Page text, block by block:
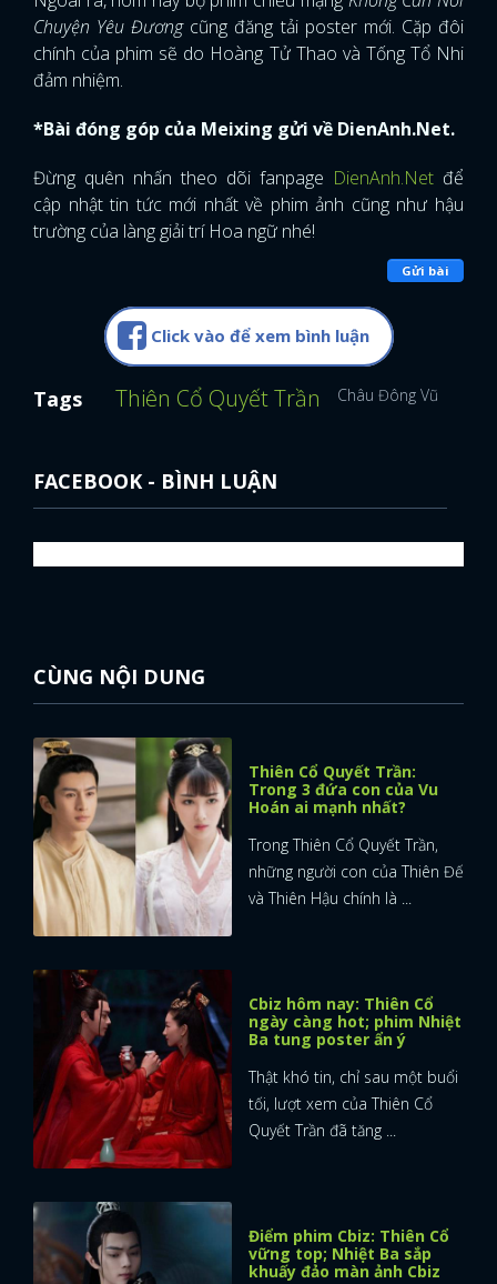
Chuyện Yêu Đương cũng đăng tải poster mới. Cặp đôi
chính của phim sẽ do Hoàng Tử Thao và Tống Tổ Nhi
đảm nhiệm.
*Bài đóng góp của Meixing gửi về DienAnh.Net.
Đừng quên nhấn theo dõi fanpage DienAnh.Net để
cập nhật tin tức mới nhất về phim ảnh cũng như hậu
trường của làng giải trí Hoa ngữ nhé!
Gửi bài
Click vào để xem bình luận
Tags Thiên Cổ Quyết Trần Châu Đông Vũ
FACEBOOK - BÌNH LUẬN
CÙNG NỘI DUNG
Thiên Cổ Quyết Trần:
Trong 3 đứa con của Vu
Hoán ai mạnh nhất?
Trong Thiên Cổ Quyết Trần,
những người con của Thiên Đế
và Thiên Hậu chính là ...
Cbiz hôm nay: Thiên Cổ
ngày càng hot; phim Nhiệt
Ba tung poster ẩn ý
Thật khó tin, chỉ sau một buổi
tối, lượt xem của Thiên Cổ
Quyết Trần đã tăng ...
Điểm phim Cbiz: Thiên Cổ
vững top; Nhiệt Ba sắp
khuấy đảo màn ảnh Cbiz